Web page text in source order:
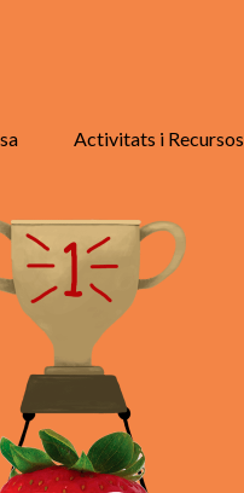
Activitats i Recursos